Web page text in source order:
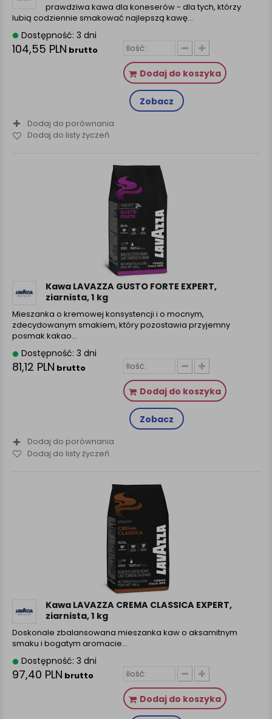
prawdziwa kawa dla koneserów - dla tych, którzy
lubią codziennie smakować najlepszą kawę…
Dostępność: 3 dni
104,55 PLN brutto
Dodaj do koszyka
Zobacz
Dodaj do porównania
Dodaj do listy życzeń
Kawa LAVAZZA GUSTO FORTE EXPERT,
ziarnista, 1 kg
Mieszanka o kremowej konsystencji i o mocnym,
zdecydowanym smakiem, który pozostawia przyjemny
posmak kakao...
Dostępność: 3 dni
81,12 PLN brutto
Dodaj do koszyka
Zobacz
Dodaj do porównania
Dodaj do listy życzeń
Kawa LAVAZZA CREMA CLASSICA EXPERT,
ziarnista, 1 kg
Doskonale zbalansowana mieszanka kaw o aksamitnym
smaku i bogatym aromacie...
Dostępność: 3 dni
97,40 PLN brutto
Dodaj do koszyka